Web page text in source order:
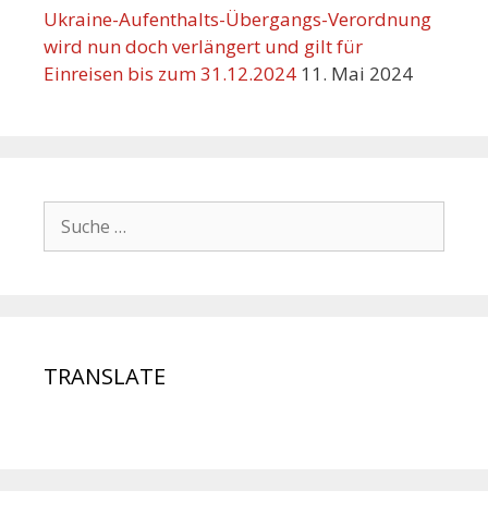
Ukraine-Aufenthalts-Übergangs-Verordnung
wird nun doch verlängert und gilt für
Einreisen bis zum 31.12.2024 11. Mai 2024
Suche
nach:
TRANSLATE